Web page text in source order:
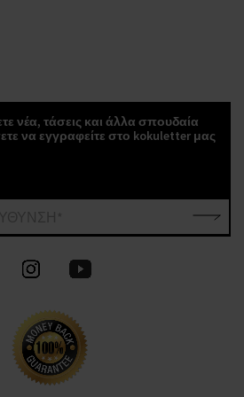
νέα, τάσεις και άλλα σπουδαία
να εγγραφείτε στο kokuletter μας